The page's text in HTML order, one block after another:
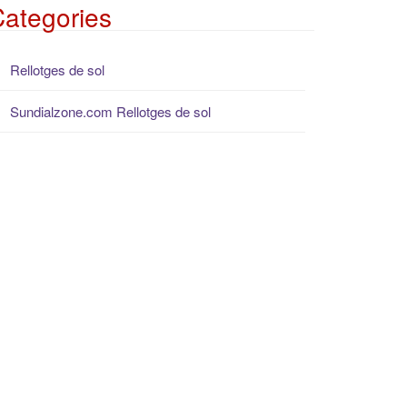
Rellotges de sol
Sundialzone.com Rellotges de sol